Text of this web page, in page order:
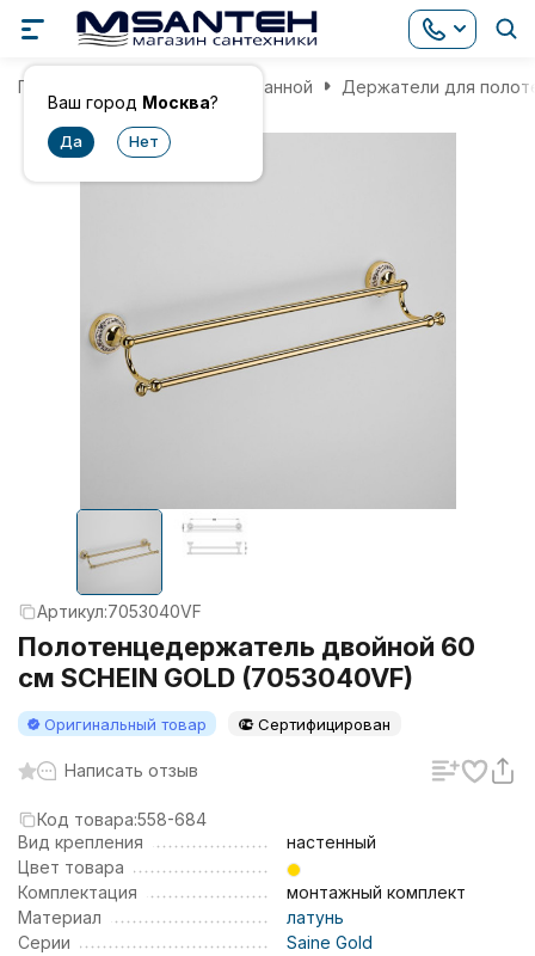
Ваш город Москва?
Главная Аксессуары для ванной Держатели для
Артикул:7053040VF
Полотенцедержатель двойной 60
см SCHEIN GOLD (7053040VF)
Оригинальный товар Сертифицирован
Написать отзыв
Код товара:558-684
Вид крепления
настенный
Цвет товара
Комплектация
монтажный комплект
Материал
латунь
Серии
Saine Gold